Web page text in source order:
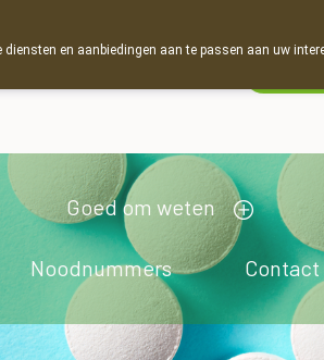
Goed om weten
Noodnummers Contact
en aanbiedingen aan te passen aan uw